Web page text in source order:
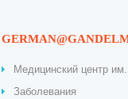
Медицинский центр
Заболевания